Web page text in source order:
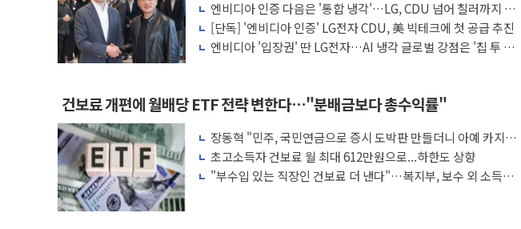
청양 밭에서 일하던 90대 숨져…온열질환 여부 조사
폭염에 車 운전면허 기능시험 오전 집중 편성…체감온도 38도 넘으면 중단
모빌리티 구체화
엔비디아 인증 다음은 '통합 냉각'…LG, CDU 넘어 칠러까지 묶
는다
[단독] '엔비디아 인증' LG전자 CDU, 美 빅테크에 첫 공급 추진
엔비디아 '입장권' 딴 LG전자…AI 냉각 글로벌 강점은 '칩 투 칠
건보료 개편에 월배당 ETF 전략 변한다…"분배금보다 총수익률"
장동혁 "민주, 국민연금으로 증시 도박판 만들더니 아예 카지노
차릴 판"
초고소득자 건보료 월 최대 612만원으로...하한도 상향
"부수입 있는 직장인 건보료 더 낸다"…복지부, 보수 외 소득월